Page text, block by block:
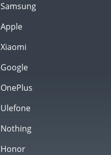
Samsung
Apple
Xiaomi
Google
OnePlus
Ulefone
Nothing
Honor